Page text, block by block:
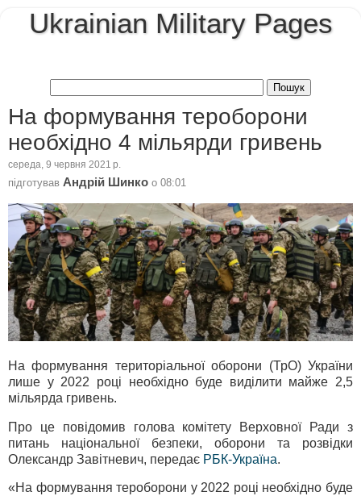
Ukrainian Military Pages
На формування тероборони
необхідно 4 мільярди гривень
середа, 9 червня 2021 р.
підготував Андрій Шинко о 08:01
На формування територіальної оборони (ТрО) України
лише у 2022 році необхідно буде виділити майже 2,5
мільярда гривень.
Про це повідомив голова комітету Верховної Ради з
питань національної безпеки, оборони та розвідки
Олександр Завітневич, передає РБК-Україна.
«На формування тероборони у 2022 році необхідно буде